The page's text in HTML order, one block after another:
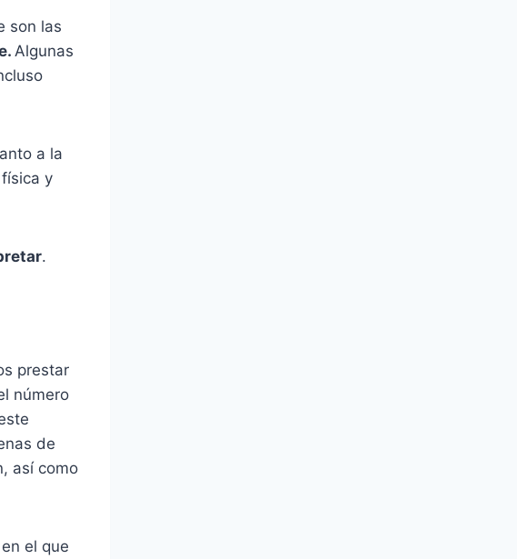
son las
Algunas
a la
y
.
prestar
número
de
así como
el que